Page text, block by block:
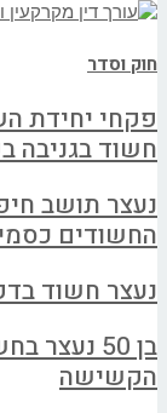
חוק וסדר
פקחי יחידת
חשוד בגניבה
נעצר תושב
החשודים
נעצר חשוד
בן 50
הקשישה